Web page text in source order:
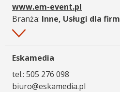
www.em-event.pl
Branża: Inne, Usługi dla firm
Więcej
Eskamedia
tel.: 505 276 098
biuro@eskamedia.pl